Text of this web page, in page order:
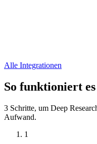
Alle Integrationen
So funktioniert es
3 Schritte, um Deep
Aufwand.
1